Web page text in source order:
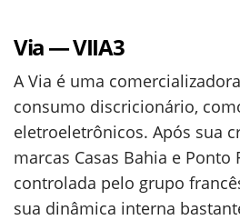
Via — VIIA3
A Via é uma
consumo discricionário,
eletroeletrônicos. Após sua
marcas Casas Bahia e Ponto
controlada pelo grupo
sua dinâmica interna